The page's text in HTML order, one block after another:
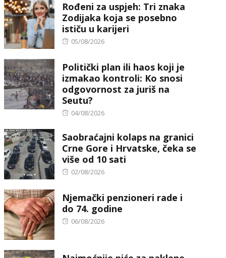
Rođeni za uspjeh: Tri znaka
Zodijaka koja se posebno
ističu u karijeri
Posted
05/08/2026
Politički plan ili haos koji je
izmakao kontroli: Ko snosi
odgovornost za juriš na
Seutu?
Posted
04/08/2026
Saobraćajni kolaps na granici
Crne Gore i Hrvatske, čeka se
više od 10 sati
Posted
02/08/2026
Njemački penzioneri rade i
do 74. godine
Posted
06/08/2026